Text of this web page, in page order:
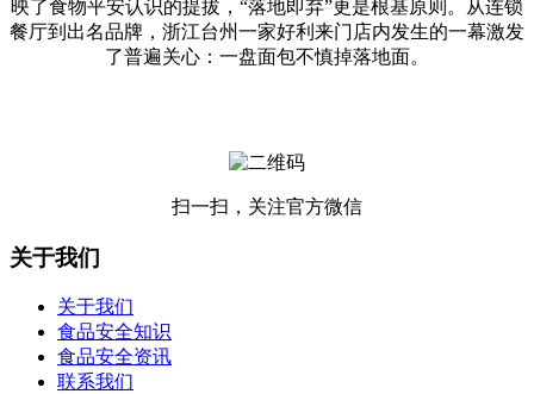
映了食物平安认识的提拔，“落地即弃”更是根基原则。从连锁
餐厅到出名品牌，浙江台州一家好利来门店内发生的一幕激发
了普遍关心：一盘面包不慎掉落地面。
扫一扫，关注官方微信
关于我们
关于我们
食品安全知识
食品安全资讯
联系我们